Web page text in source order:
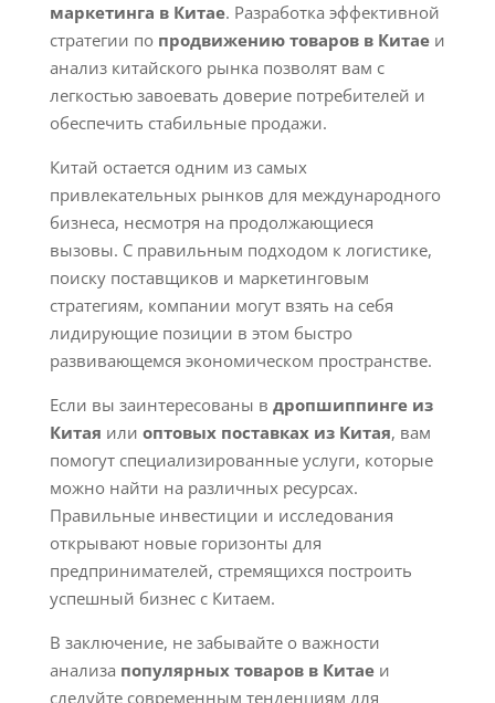
маркетинга в Китае. Разработка эффективной
стратегии по продвижению товаров в Китаеи
анализ китайского рынка позволят вам с
легкостью завоевать доверие потребителей и
обеспечить стабильные продажи.
Китай остается одним из самых
привлекательных рынков для международного
бизнеса, несмотря на продолжающиеся
вызовы. С правильным подходом к логистике,
поиску поставщиков и маркетинговым
стратегиям, компании могут взять на себя
лидирующие позиции в этом быстро
развивающемся экономическом пространстве.
Если вы заинтересованы в дропшиппинге из
Китая или оптовых поставках из Китая, вам
помогут специализированные услуги, которые
можно найти на различных ресурсах.
Правильные инвестиции и исследования
открывают новые горизонты для
предпринимателей, стремящихся построить
успешный бизнес с Китаем.
В заключение, не забывайте о важности
анализа популярных товаров в Китаеи
следуйте современным тенденциям для